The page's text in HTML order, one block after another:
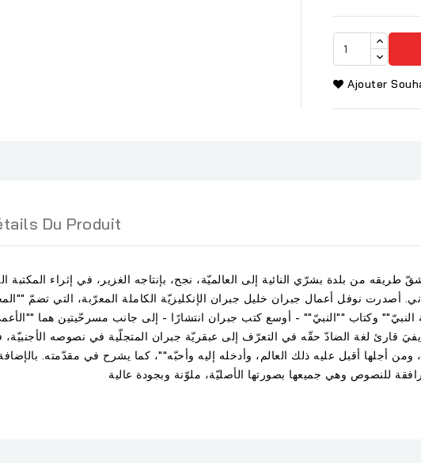
Ajouter
Du Produit
والشاعر والرسّام اللبناني (1883-1931) الذي شقّ طريقه من بلدة بشرّي النائية إلى العالميّة، نجح، بإنتاجه الغزير، في
أصدرت نوفل أعمال جبران خليل جبران الإنكليزيّة الكاملة المعرّبة، التي تضمّ
النبيّ"" وكتاب ""النبيّ"" - أوسع كتب جبران انتشارًا - إلى جانب مسرحّيتين هما
يفيَ قارئ لغة الضادّ حقّه في التعرّف إلى عبقريّة جبران المتجلّية في نصوصه
أجلها أقبل عليه ذلك العالم، وأدخله إليه وأحبّه""، كما يشرح في مقدّمته.